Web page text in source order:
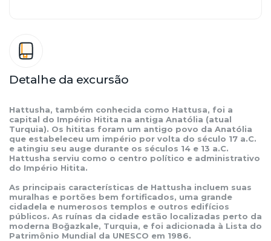
Detalhe da excursão
Hattusha, também conhecida como Hattusa, foi a
capital do Império Hitita na antiga Anatólia (atual
Turquia). Os hititas foram um antigo povo da Anatólia
que estabeleceu um império por volta do século 17 a.C.
e atingiu seu auge durante os séculos 14 e 13 a.C.
Hattusha serviu como o centro político e administrativo
do Império Hitita.
As principais características de Hattusha incluem suas
muralhas e portões bem fortificados, uma grande
cidadela e numerosos templos e outros edifícios
públicos. As ruínas da cidade estão localizadas perto da
moderna Boğazkale, Turquia, e foi adicionada à Lista do
Patrimônio Mundial da UNESCO em 1986.